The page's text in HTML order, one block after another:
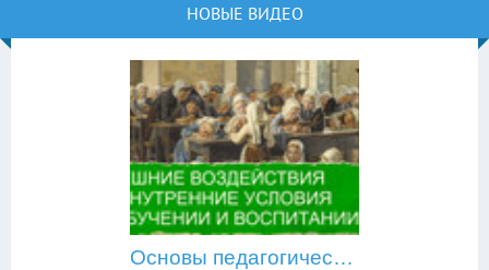
НОВЫЕ ВИДЕО
Основы педагогической психологии: внешние воздействия и внутренние условия в обучении и воспитании